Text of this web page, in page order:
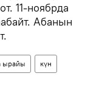
11-ноябрда
Абанын
ырайы күн